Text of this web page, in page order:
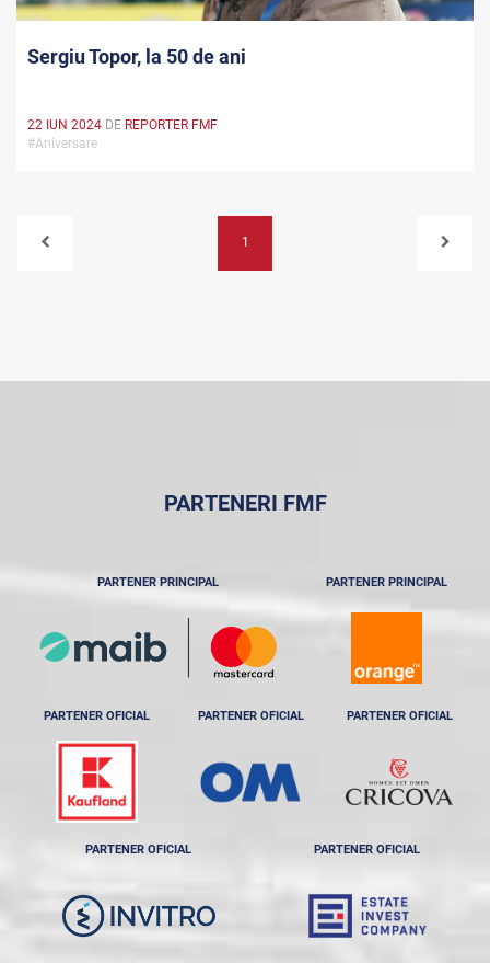
Sergiu Topor, la 50 de ani
22 IUN 2024 DE REPORTER FMF
#Aniversare
1
PARTENERI FMF
PARTENER PRINCIPAL PARTENER PRINCIPAL
PARTENER OFICIAL PARTENER OFICIAL PARTENER OFICIAL
PARTENER OFICIAL PARTENER OFICIAL